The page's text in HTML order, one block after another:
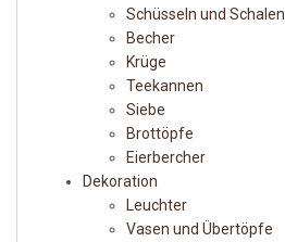
Schüsseln und Schalen
Becher
Krüge
Teekannen
Siebe
Brottöpfe
Eierbercher
Dekoration
Leuchter
Vasen und Übertöpfe